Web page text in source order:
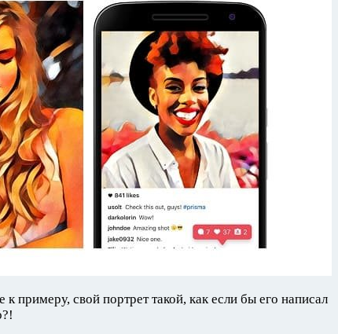
примеру, свой портрет такой, как если бы его написал